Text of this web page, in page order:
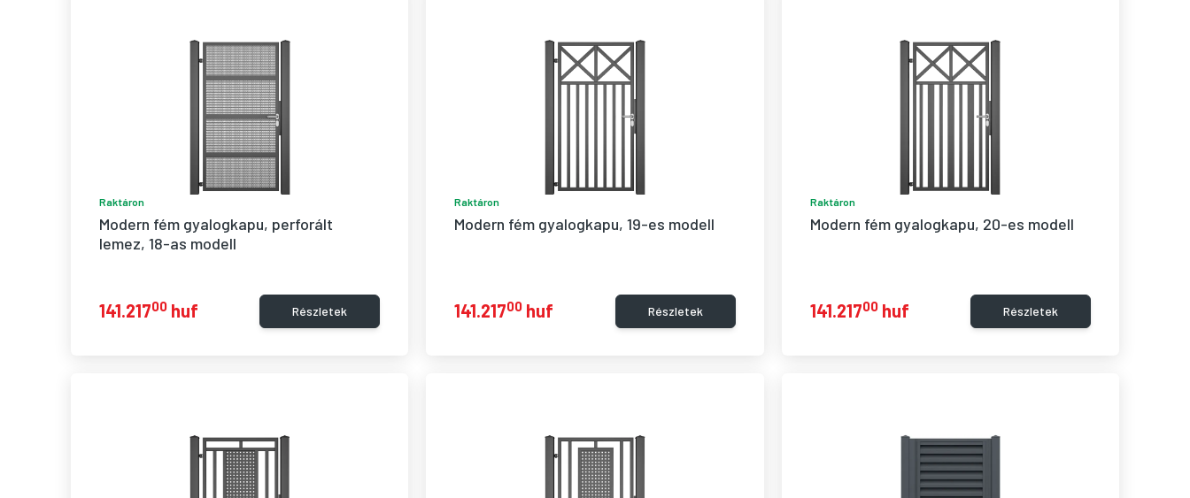
Raktáron
Modern fém gyalogkapu, perforált
lemez, 18-as modell
141.21700 huf Részletek
Raktáron
Modern fém gyalogkapu, 19-es modell
141.21700 huf Részletek
Raktáron
Modern fém gyalogkapu, 20-es modell
141.21700 huf Részletek